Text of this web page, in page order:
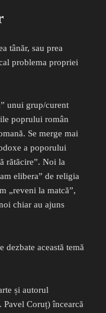
tânăr, sau prea
problema propriei
unui grup/curent
poprului român
Se merge mai
a poporului
rătăcire”. Noi la
elibera” de religia
„reveni la matcă”,
chiar au ajuns
dezbate această temă
și autorul
Coruț) încearcă